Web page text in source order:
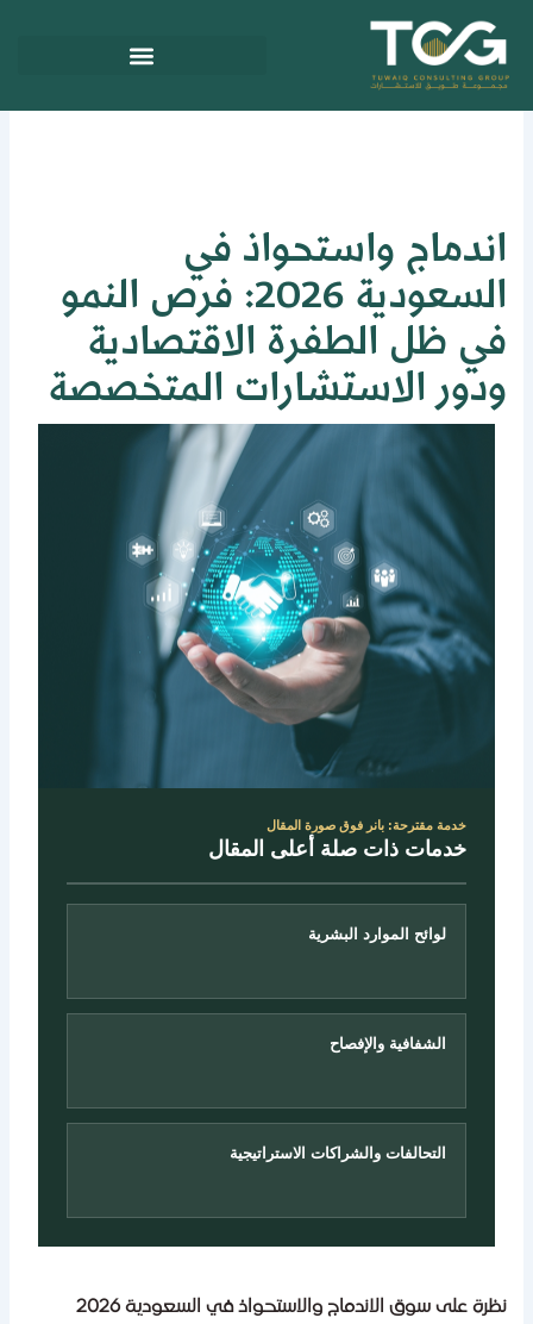
واستحواذ في
السعودية 2026: فرص النمو
ظل الطفرة الاقتصادية
الاستشارات المتخصصة
خدمة مقترحة: بانر فوق صورة المقال
خدمات ذات صلة أعلى المقال
لوائح الموارد البشرية
الشفافية والإفصاح
التحالفات والشراكات الاستراتيجية
على سوق الاندماج والاستحواذ في السعودية 2026